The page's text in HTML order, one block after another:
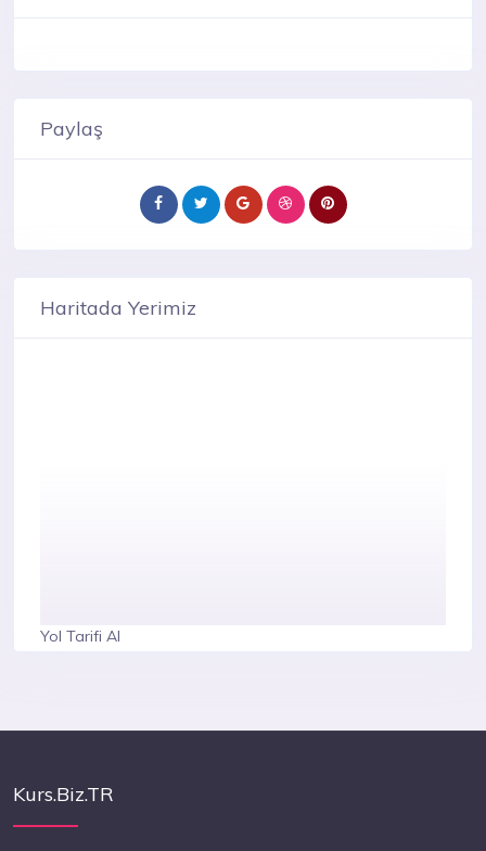
Paylaş
Haritada Yerimiz
Yol Tarifi Al
Kurs.Biz.TR